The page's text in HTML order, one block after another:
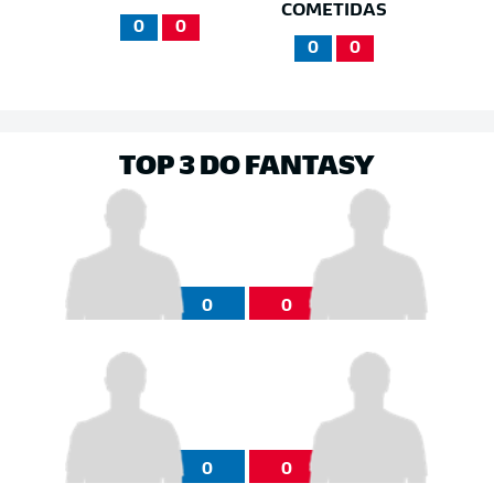
0 0
COMETIDAS
0 0
TOP 3 DO FANTASY
0 0
0 0